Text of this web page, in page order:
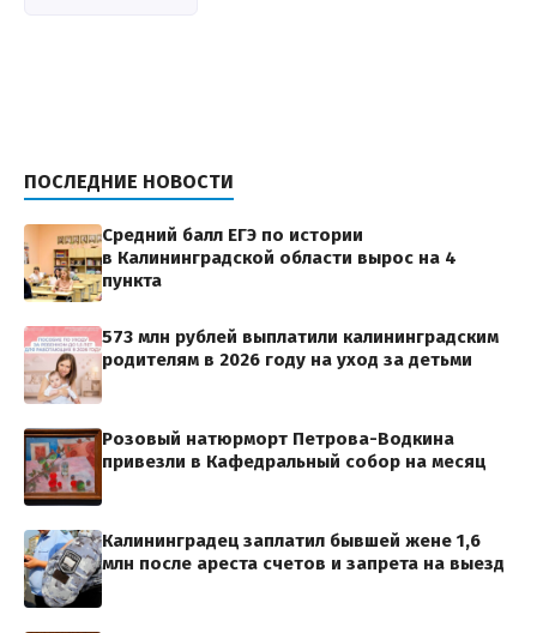
ПОСЛЕДНИЕ НОВОСТИ
Средний балл ЕГЭ по истории
в Калининградской области вырос на 4
пункта
573 млн рублей выплатили калининградским
родителям в 2026 году на уход за детьми
Розовый натюрморт Петрова-Водкина
привезли в Кафедральный собор на месяц
Калининградец заплатил бывшей жене 1,6
млн после ареста счетов и запрета на выезд